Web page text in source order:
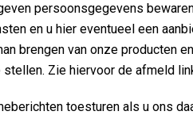
persoonsgegevens
en u hier eventueel een
brengen van onze producten
Zie hiervoor de afmeld
toesturen als u ons